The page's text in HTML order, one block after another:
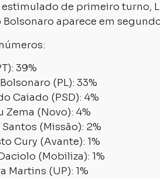
de primeiro turno,
Bolsonaro aparece em
39%
(PL): 33%
Caiado (PSD): 4%
Zema (Novo): 4%
Santos (Missão): 2%
Cury (Avante): 1%
(Mobiliza): 1%
Martins (UP): 1%